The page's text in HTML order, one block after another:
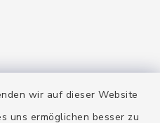
wir auf dieser Website
uns ermöglichen besser zu